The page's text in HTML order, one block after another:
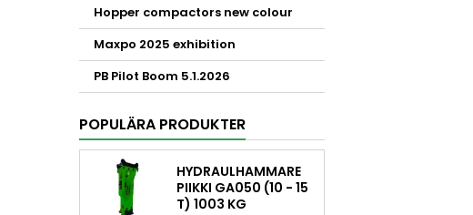
Hopper compactors new colour
Maxpo 2025 exhibition
PB Pilot Boom 5.1.2026
POPULÄRA PRODUKTER
HYDRAULHAMMARE
PIIKKI GA050 (10 - 15
T) 1003 KG